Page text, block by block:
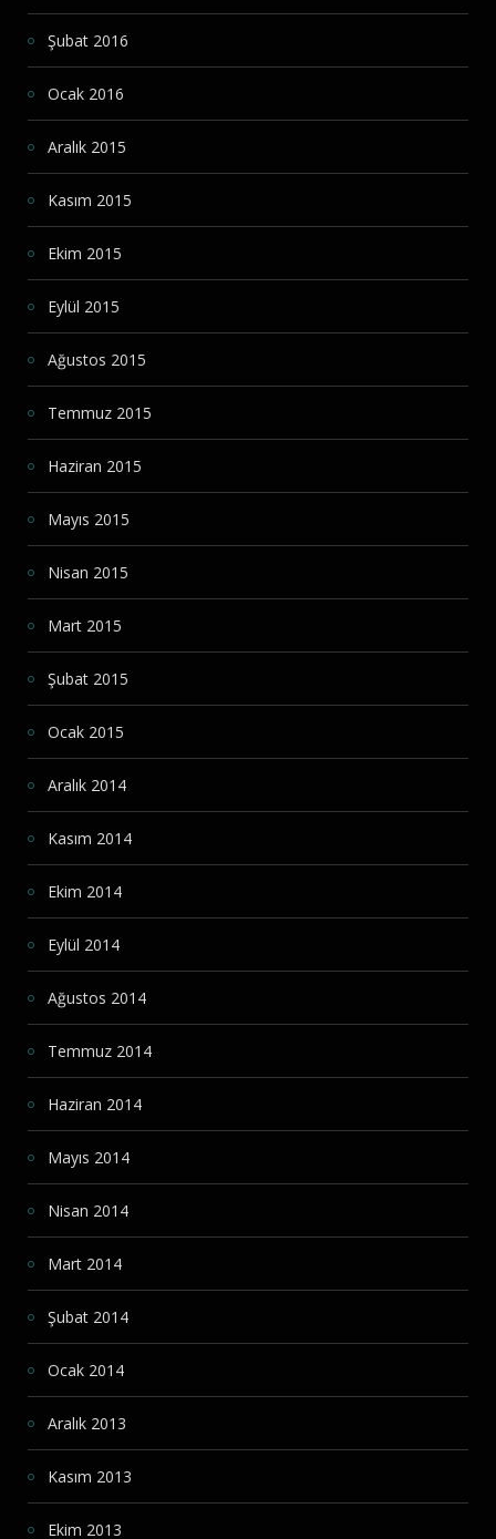
Şubat 2016
Ocak 2016
Aralık 2015
Kasım 2015
Ekim 2015
Eylül 2015
Ağustos 2015
Temmuz 2015
Haziran 2015
Mayıs 2015
Nisan 2015
Mart 2015
Şubat 2015
Ocak 2015
Aralık 2014
Kasım 2014
Ekim 2014
Eylül 2014
Ağustos 2014
Temmuz 2014
Haziran 2014
Mayıs 2014
Nisan 2014
Mart 2014
Şubat 2014
Ocak 2014
Aralık 2013
Kasım 2013
Ekim 2013